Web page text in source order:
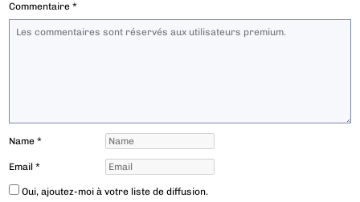
Commentaire*
Name*
Email*
Oui, ajoutez-moi à votre liste de diffusion.